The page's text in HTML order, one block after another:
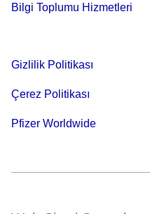
Bilgi Toplumu Hizmetleri
Gizlilik Politikası
Çerez Politikası
Pfizer Worldwide